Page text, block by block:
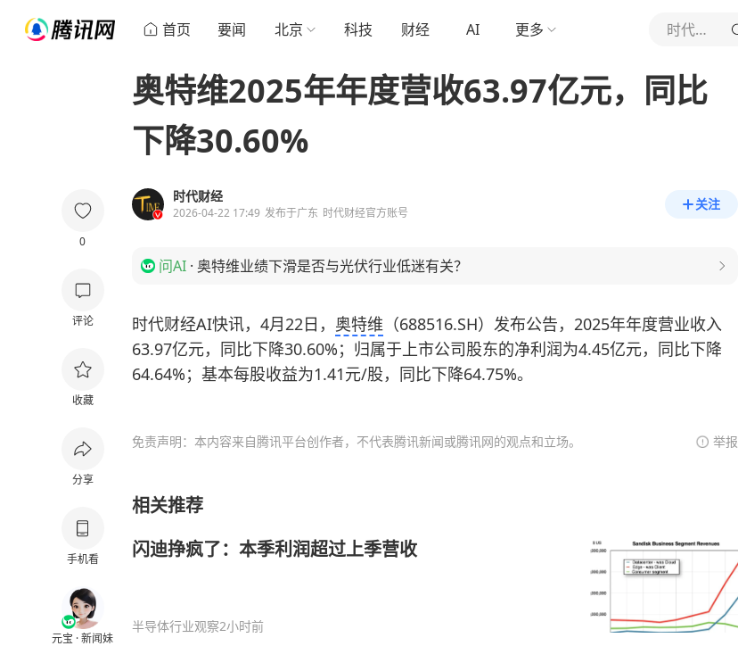
首页 要闻 北京 科技 财经 AI 更多 时代财经
0
评论
收藏
分享
手机看
元宝 · 新闻妹
奥特维2025年年度营收63.97亿元，同比
下降30.60%
时代财经
2026-04-22 17:49 发布于广东 时代财经官方账号
关注
问AI · 奥特维业绩下滑是否与光伏行业低迷有关？
时代财经AI快讯，4月22日， 奥特维 （688516.SH）发布公告，2025年年度营业收入
63.97亿元，同比下降30.60%；归属于上市公司股东的净利润为4.45亿元，同比下降
64.64%；基本每股收益为1.41元/股，同比下降64.75%。
免责声明：本内容来自腾讯平台创作者，不代表腾讯新闻或腾讯网的观点和立场。 举报
相关推荐
闪迪挣疯了：本季利润超过上季营收
半导体行业观察2小时前